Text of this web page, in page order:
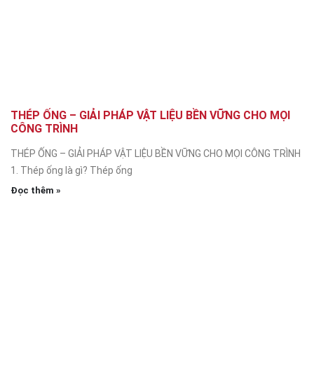
THÉP ỐNG – GIẢI PHÁP VẬT LIỆU BỀN VỮNG CHO MỌI
CÔNG TRÌNH
THÉP ỐNG – GIẢI PHÁP VẬT LIỆU BỀN VỮNG CHO MỌI CÔNG TRÌNH
1. Thép ống là gì? Thép ống
Đọc thêm »